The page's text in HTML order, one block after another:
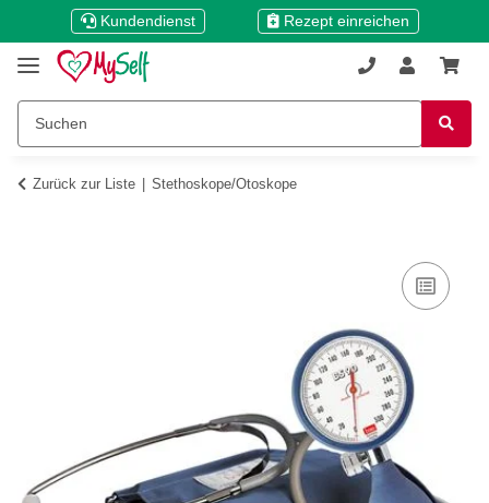
Kundendienst Rezept einreichen
Zurück zur Liste Stethoskope/Otoskope